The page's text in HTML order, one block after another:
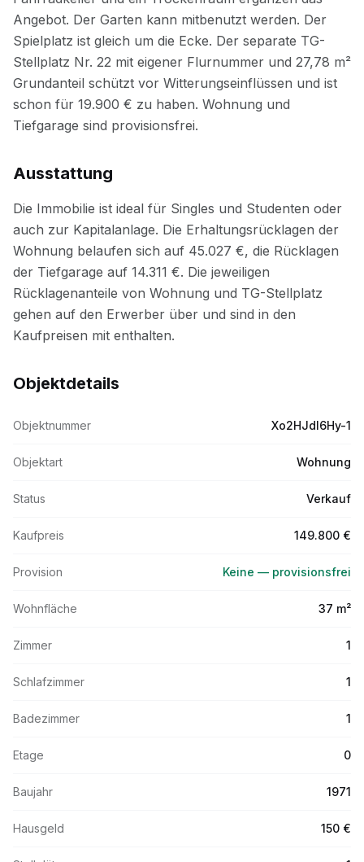
Ausstattung
Objektdetails
Objektnummer Xo2HJdl6Hy-1
Objektart Wohnung
Status Verkauf
Kaufpreis 149.800 €
Provision Keine — provisionsfrei
Wohnfläche 37 m²
Zimmer 1
Schlafzimmer 1
Badezimmer 1
Etage 0
Baujahr 1971
Hausgeld 150 €